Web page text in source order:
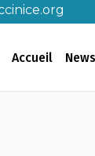
Accueil News